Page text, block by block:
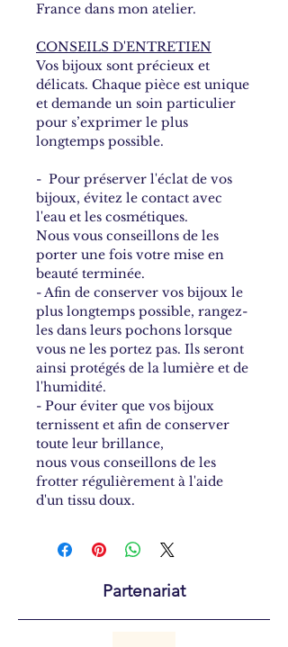
France dans mon atelier.
CONSEILS D'ENTRETIEN
Vos bijoux sont précieux et
délicats. Chaque pièce est unique
et demande un soin particulier
pour s’exprimer le plus
longtemps possible.
- Pour préserver l'éclat de vos
bijoux, évitez le contact avec
l'eau et les cosmétiques.
Nous vous conseillons de les
porter une fois votre mise en
beauté terminée.
- Afin de conserver vos bijoux le
plus longtemps possible, rangez-
les dans leurs pochons lorsque
vous ne les portez pas. Ils seront
ainsi protégés de la lumière et de
l'humidité.
- Pour éviter que vos bijoux
ternissent et afin de conserver
toute leur brillance,
nous vous conseillons de les
frotter régulièrement à l'aide
d'un tissu doux.
Partenariat